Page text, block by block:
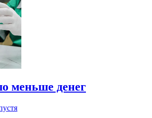
меньше денег